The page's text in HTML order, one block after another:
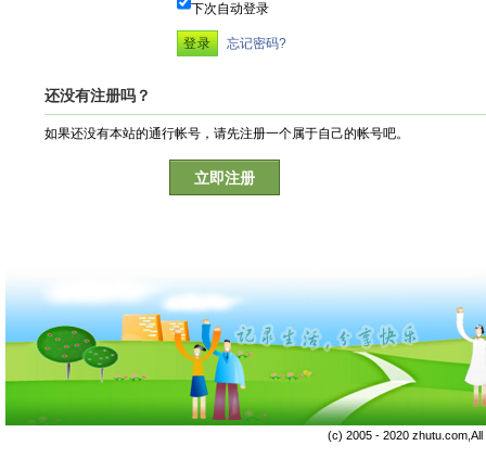
下次自动登录
忘记密码?
还没有注册吗？
如果还没有本站的通行帐号，请先注册一个属于自己的帐号吧。
立即注册
(c) 2005 - 2020